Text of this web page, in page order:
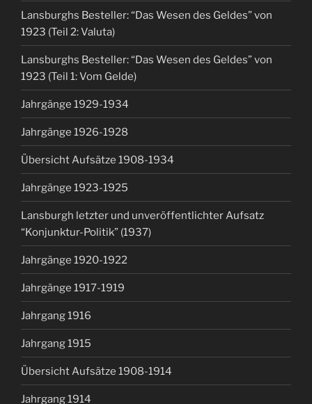
Lansburghs Besteller: “Das Wesen des Geldes” von
1923 (Teil 2: Valuta)
Lansburghs Besteller: “Das Wesen des Geldes” von
1923 (Teil 1: Vom Gelde)
Jahrgänge 1929-1934
Jahrgänge 1926-1928
Übersicht Aufsätze 1908-1934
Jahrgänge 1923-1925
Lansburgh letzter und unveröffentlichter Aufsatz
“Konjunktur-Politik” (1937)
Jahrgänge 1920-1922
Jahrgänge 1917-1919
Jahrgang 1916
Jahrgang 1915
Übersicht Aufsätze 1908-1914
Jahrgang 1914